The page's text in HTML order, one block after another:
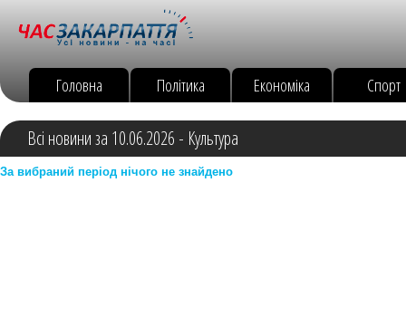
Головна Політика Економіка Спорт
Всі новини за 10.06.2026 - Культура
За вибраний період нічого не знайдено